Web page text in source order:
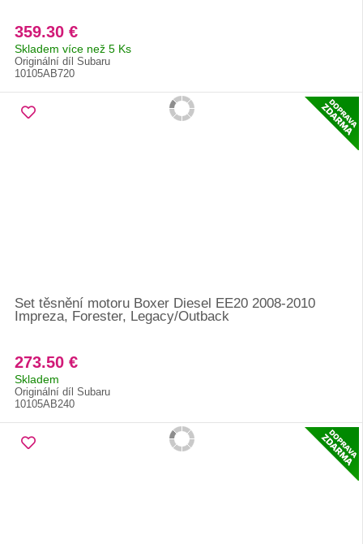
359.30 €
Skladem více než 5 Ks
Originální díl Subaru
10105AB720
Set těsnění motoru Boxer Diesel EE20 2008-2010
Impreza, Forester, Legacy/Outback
273.50 €
Skladem
Originální díl Subaru
10105AB240